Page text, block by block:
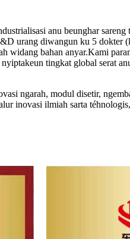
anu beunghar
urang diwangun ku 5 dokter
widang bahan anyar.Kami
tingkat global serat
ngarah, modul disetir,
inovasi ilmiah sarta